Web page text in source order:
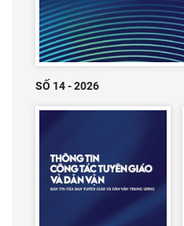
SỐ 14 - 2026